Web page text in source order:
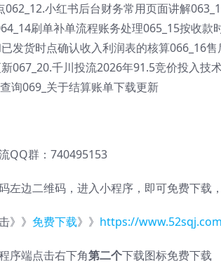
小红书后台财务常用页面讲解
刷单补单流程账务处理065_15按收款
发货时点确认收入利润表的核算066_16
067_20.千川投流2026年91.5竞价投入技
询069_关于结算账单下载更新
QQ群：740495153
左边二维码，进入小程序，即可免费下载，
》》 免费下载》》 https://
序端点击右下角第二个下载图标免费下载